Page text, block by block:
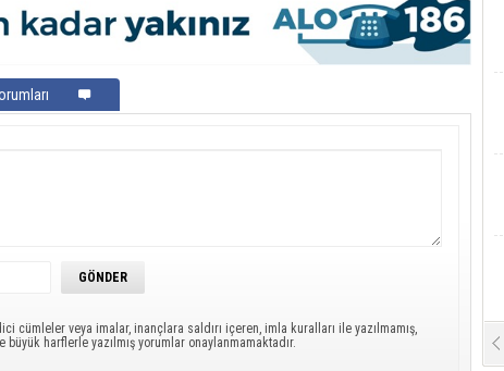
cümleler veya imalar, inançlara saldırı içeren, imla kuralları ile yazılmamış,
harflerle yazılmış yorumlar onaylanmamaktadır.